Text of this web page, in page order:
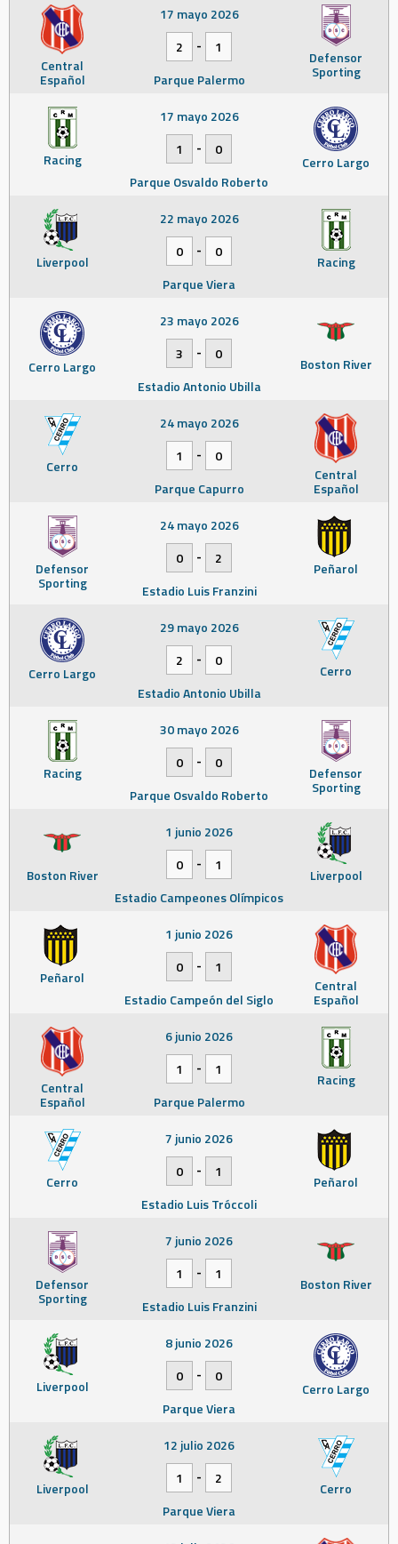
Central
Español
Defensor
Sporting
17 mayo 2026
2
-
1
Parque Palermo
Racing Cerro Largo
17 mayo 2026
1
-
0
Parque Osvaldo Roberto
Liverpool Racing
22 mayo 2026
0
-
0
Parque Viera
Cerro Largo Boston River
23 mayo 2026
3
-
0
Estadio Antonio Ubilla
Cerro Central
Español
24 mayo 2026
1
-
0
Parque Capurro
Defensor
Sporting
Peñarol
24 mayo 2026
0
-
2
Estadio Luis Franzini
Cerro Largo Cerro
29 mayo 2026
2
-
0
Estadio Antonio Ubilla
Racing Defensor
Sporting
30 mayo 2026
0
-
0
Parque Osvaldo Roberto
Boston River Liverpool
1 junio 2026
0
-
1
Estadio Campeones Olímpicos
Peñarol Central
Español
1 junio 2026
0
-
1
Estadio Campeón del Siglo
Central
Español
Racing
6 junio 2026
1
-
1
Parque Palermo
Cerro Peñarol
7 junio 2026
0
-
1
Estadio Luis Tróccoli
Defensor
Sporting
Boston River
7 junio 2026
1
-
1
Estadio Luis Franzini
Liverpool Cerro Largo
8 junio 2026
0
-
0
Parque Viera
Liverpool Cerro
12 julio 2026
1
-
2
Parque Viera